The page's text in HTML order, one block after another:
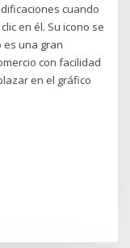
cuando
en él. Su icono se
es una gran
con facilidad
en el gráfico